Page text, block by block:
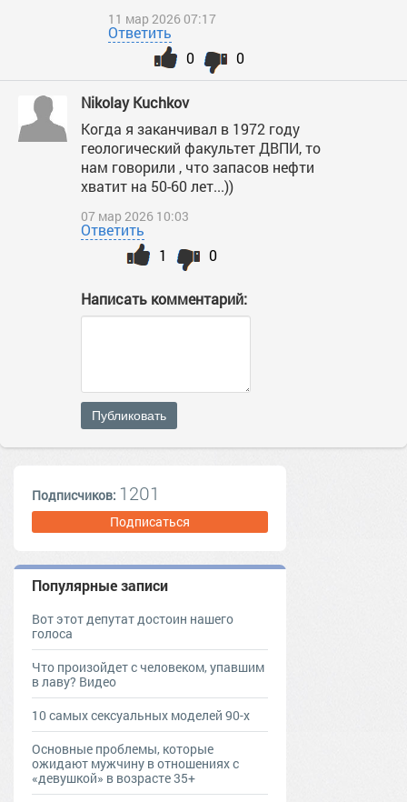
11 мар 2026 07:17
Ответить
0
0
Nikolay Kuchkov
Когда я заканчивал в 1972 году
геологический факультет ДВПИ, то
нам говорили , что запасов нефти
хватит на 50-60 лет...))
07 мар 2026 10:03
Ответить
0
1
Написать комментарий:
Публиковать
Подписчиков: 1201
Подписаться
Популярные записи
Вот этот депутат достоин нашего
голоса
Что произойдет с человеком, упавшим
в лаву? Видео
10 самых сексуальных моделей 90-х
Основные проблемы, которые
ожидают мужчину в отношениях с
«девушкой» в возрасте 35+